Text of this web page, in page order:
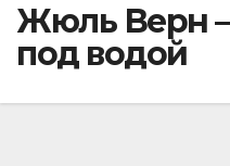
Жюль Верн
под водой